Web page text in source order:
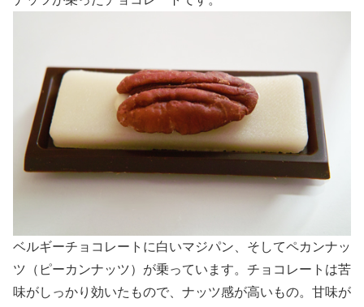
ベルギーチョコレートに白いマジパン、そしてペカンナッ
ツ（ピーカンナッツ）が乗っています。チョコレートは苦
味がしっかり効いたもので、ナッツ感が高いもの。甘味が